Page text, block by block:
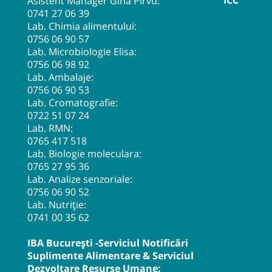
0741 27 06 39
Lab. Chimia alimentului:
0756 06 90 57
Lab. Microbiologie Elisa:
0756 06 98 92
Lab. Ambalaje:
0756 06 90 53
Lab. Cromatografie:
0722 51 07 24
Lab. RMN:
0765 417 518
Lab. Biologie moleculara:
0765 27 95 36
Lab. Analize senzoriale:
0756 06 90 52
Lab. Nutriție:
0741 00 35 62
IBA București -Serviciul Notificări
Suplimente Alimentare & Serviciul
Dezvoltare Resurse Umane: